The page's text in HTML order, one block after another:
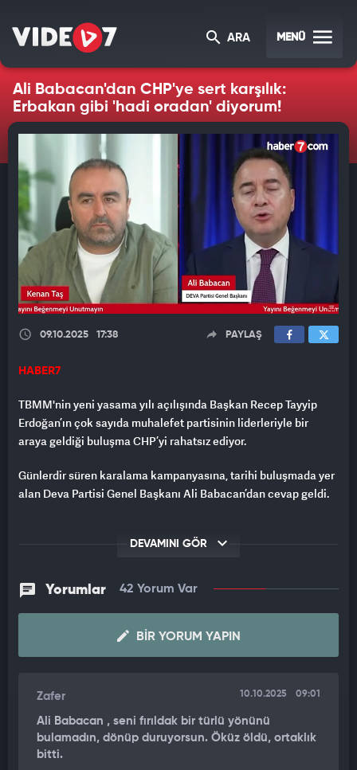
ARA MENÜ
Ali Babacan'dan CHP'ye sert karşılık:
Erbakan gibi 'hadi oradan' diyorum!
09.10.2025 17:38 PAYLAŞ
HABER7
TBMM'nin yeni yasama yılı açılışında Başkan Recep Tayyip
Erdoğan’ın çok sayıda muhalefet partisinin liderleriyle bir
araya geldiği buluşma CHP’yi rahatsız ediyor.
Günlerdir süren karalama kampanyasına, tarihi buluşmada yer
alan Deva Partisi Genel Başkanı Ali Babacan’dan cevap geldi.
seçmeninin oylarıyla seçildiniz” çıkışlarına karşılık verdi.
Cüneyt Özdemir’in Youtube kanalında gazeteci Kenan Taş’a
konuşan Ali Babacan şunları söyledi:
“CHP oylarıyla seçildiler diyene Erbakan gibi ‘hadi oradan’
sola milletvekili dağıtacak? Beni daha fazla konuşturmasınlar.
altına evet dedirtip sonra ‘vay bu CHP seçmeniydi’ deyip kimse
oyun oynamasın. Hakkımızı kimseye gasp ettirmeyiz. Kimseye
de borcumuz yok.”
DEVAMINI GÖR
Yorumlar 42 Yorum Var
BIR YORUM YAPIN
Zafer 10.10.2025 09:01
Ali Babacan , seni fırıldak bir türlü yönünü
bulamadın, dönüp duruyorsun. Öküz öldü, ortaklık
bitti.